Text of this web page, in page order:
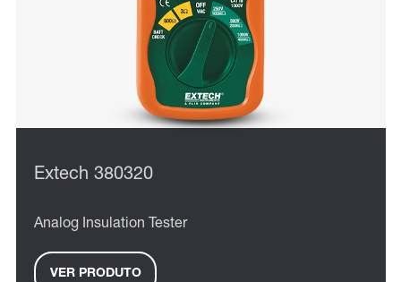
Extech 380320
Analog Insulation Tester
VER PRODUTO